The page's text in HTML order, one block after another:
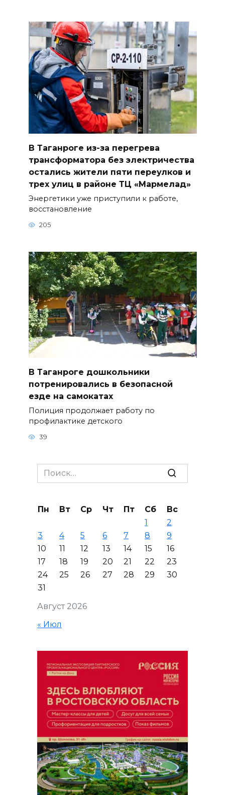
В Таганроге из-за перегрева
трансформатора без электричества
остались жители пяти переулков и
трех улиц в районе ТЦ «Мармелад»
Энергетики уже приступили к работе,
восстановление
205
В Таганроге дошкольники
потренировались в безопасной
езде на самокатах
Полиция продолжает работу по
профилактике детского
39
Search
for:
Август 2026
Пн Вт Ср Чт Пт Сб
Вс
1
2
3
4 5 6 7 8
9
10
11 12 13 14 15
16
17
18 19 20 21 22
23
24
25 26 27 28 29
30
31
« Июл